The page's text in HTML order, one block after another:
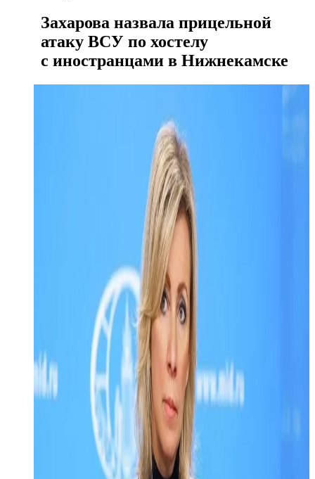
Захарова назвала прицельной
атаку ВСУ по хостелу
с иностранцами в Нижнекамске